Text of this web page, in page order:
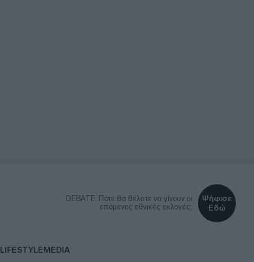
DEBATE: Πότε θα θέλατε να γίνουν οι
επόμενες εθνικές εκλογές;
Ψήφισε
Εδώ
LIFESTYLEMEDIA